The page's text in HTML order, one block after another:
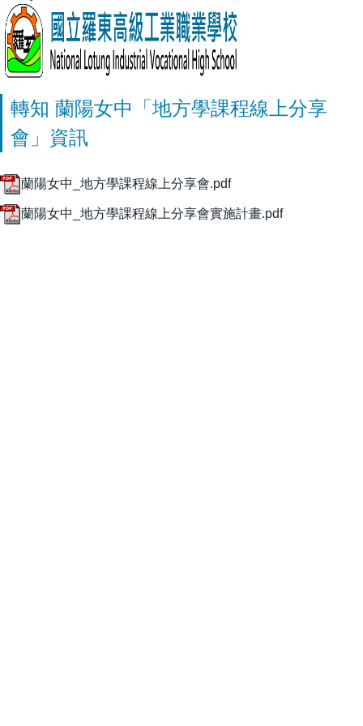
轉知 蘭陽女中「地方學課程線上分享
會」資訊
蘭陽女中_地方學課程線上分享會.pdf
蘭陽女中_地方學課程線上分享會實施計畫.pdf